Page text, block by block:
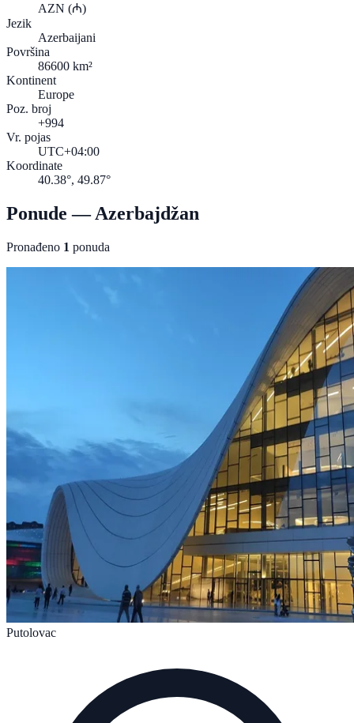
AZN (₼)
Jezik
Azerbaijani
Površina
86600 km²
Kontinent
Europe
Poz. broj
+994
Vr. pojas
UTC+04:00
Koordinate
40.38°, 49.87°
Ponude — Azerbajdžan
Pronađeno 1 ponuda
Putolovac